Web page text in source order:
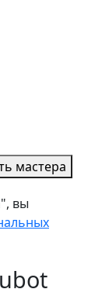
мастера
вы